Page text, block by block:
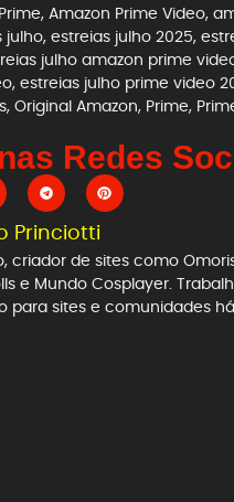
, Amazon Prime Video,
julho, estreias julho 2025,
julho amazon prime
, estreias julho prime video
, Original Amazon, Prime,
Redes
Princiotti
criador de sites como
e Mundo Cosplayer.
para sites e comunidades